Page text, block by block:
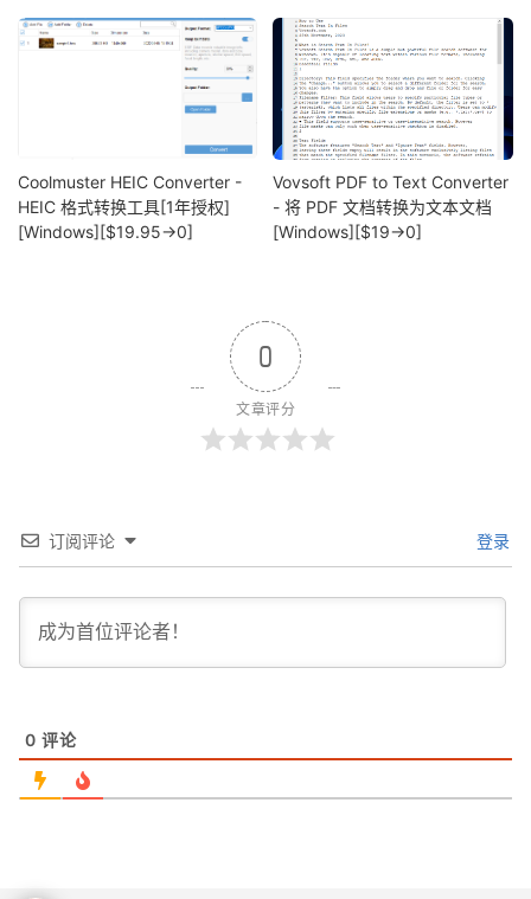
Coolmuster HEIC Converter -
HEIC 格式转换工具[1年授权]
[Windows][$19.95→0]
Vovsoft PDF to Text Converter
- 将 PDF 文档转换为文本文档
[Windows][$19→0]
0
文章评分
订阅评论 登录
0 评论